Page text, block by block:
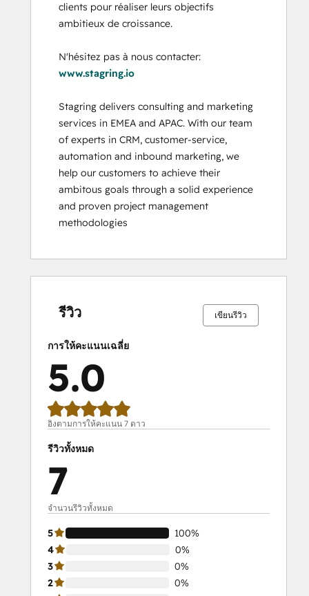
clients pour réaliser leurs objectifs
ambitieux de croissance.
www.stagring.io
Stagring delivers consulting and marketing
services in EMEA and APAC. With our team
of experts in CRM, customer-service,
automation and inbound marketing, we
help our customers to achieve their
ambitous goals through a solid experience
and proven project management
methodologies
รีวิว เขียนรีวิว
การให้คะแนนเฉลี่ย
5.0
อิงตามการให้คะแนน 7 ดาว
รีวิวทั้งหมด
7
จำนวนรีวิวทั้งหมด
5
100%
4
0%
0%
3
0%
0%
2
0%
0%
0%
100%